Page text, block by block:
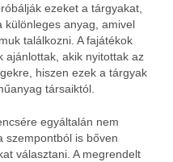
ezeket a tárgyakat,
különleges anyag, amivel
találkozni. A fajátékok
ajánlottak, akik nyitottak az
hiszen ezek a tárgyak
társaiktól.
egyáltalán nem
szempontból is bőven
választani. A megrendelt